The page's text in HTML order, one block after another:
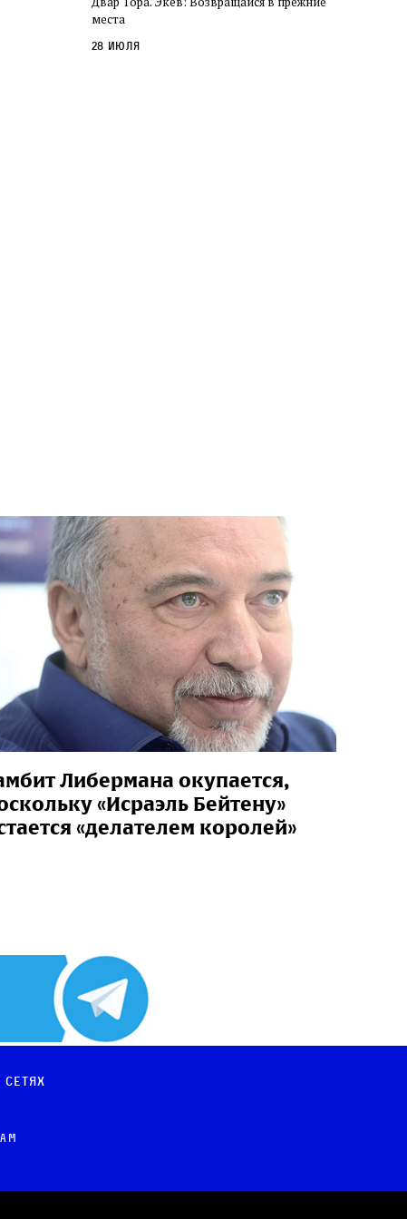
слово в переводе Библии
места
28 июля
Либермана окупается,
«Исраэль Бейтену»
«делателем королей»